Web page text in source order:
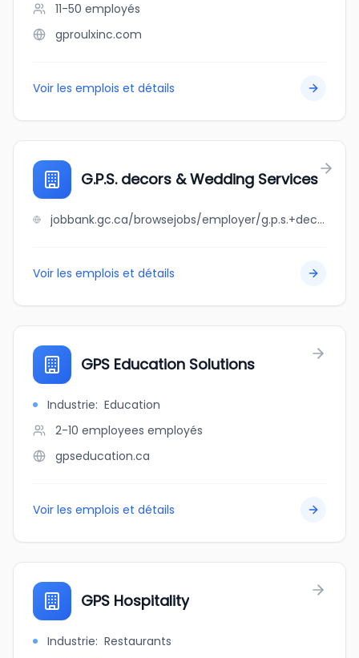
11-50 employés
gproulxinc.com
Voir les emplois et détails
G.P.S. decors & Wedding Services
jobbank.gc.ca/browsejobs/employer/g.p.s.+decors+%26+wedding+services/ca
Voir les emplois et détails
GPS Education Solutions
Industrie: Education
2-10 employees employés
gpseducation.ca
Voir les emplois et détails
GPS Hospitality
Industrie: Restaurants